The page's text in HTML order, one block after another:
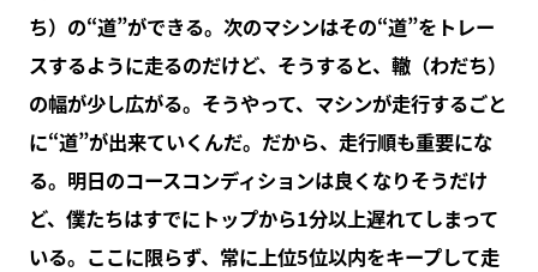
ち）の“道”ができる。次のマシンはその“道”をトレー
スするように走るのだけど、そうすると、轍（わだち）
の幅が少し広がる。そうやって、マシンが走行するごと
に“道”が出来ていくんだ。だから、走行順も重要にな
る。明日のコースコンディションは良くなりそうだけ
ど、僕たちはすでにトップから1分以上遅れてしまって
いる。ここに限らず、常に上位5位以内をキープして走